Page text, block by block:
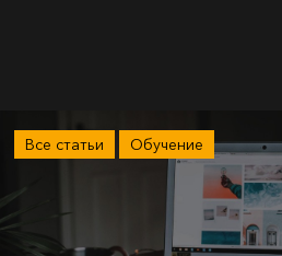
Все статьи Обучение